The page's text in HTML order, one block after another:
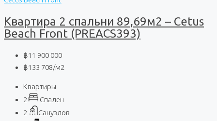
Квартира 2 спальни 89,69м2 – Cetus
Beach Front (PREACS393)
฿11 900 000
฿133 708/м2
Квартиры
2
Спален
2
Санузлов